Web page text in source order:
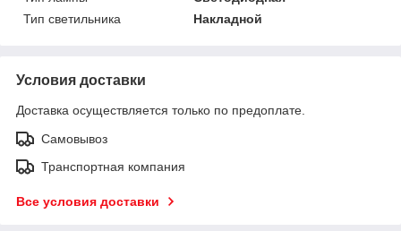
Тип светильника
Накладной
Условия доставки
Доставка осуществляется только по предоплате.
Самовывоз
Транспортная компания
Все условия доставки